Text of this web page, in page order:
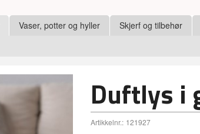
Vaser, potter og hyller Skjerf og tilbehør
Duftlys i
Artikkelnr.: 121927